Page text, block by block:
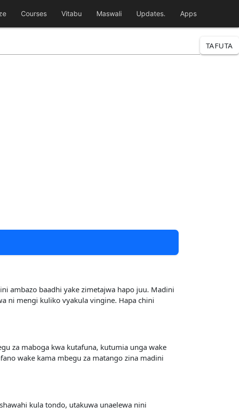
Courses Vitabu Maswali Updates. Apps
TAFUTA
ambazo baadhi yake zimetajwa hapo juu. Madini
ni mengi kuliko vyakula vingine. Hapa chini
za maboga kwa kutafuna, kutumia unga wake
wake kama mbegu za matango zina madini
kula tondo, utakuwa unaelewa nini